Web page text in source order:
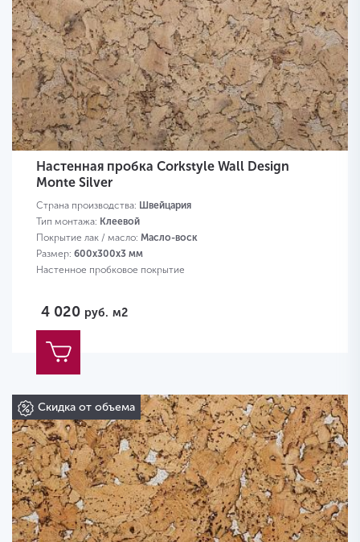
Настенная пробка Corkstyle Wall Design
Monte Silver
Страна производства: Швейцария
Тип монтажа: Клеевой
Покрытие лак / масло: Масло-воск
Размер: 600х300х3 мм
Настенное пробковое покрытие
4 020 руб. м2
Скидка от объема